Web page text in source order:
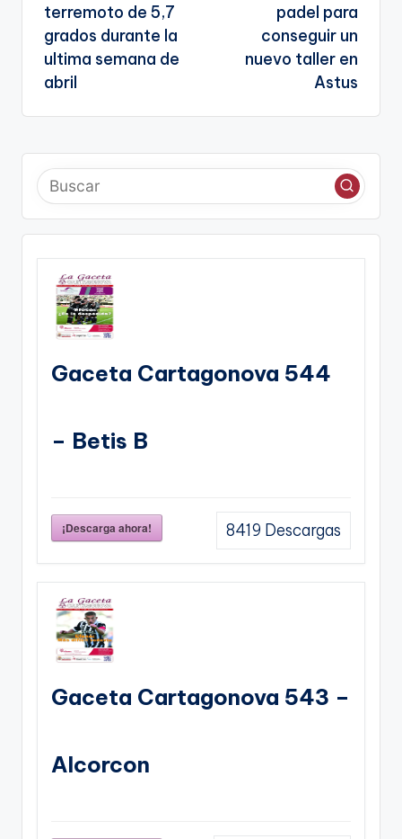
terremoto de 5,7
grados durante la
ultima semana de
abril
padel para
conseguir un
nuevo taller en
Astus
Gaceta Cartagonova 544
– Betis B
¡Descarga ahora! 8419 Descargas
Gaceta Cartagonova 543 –
Alcorcon